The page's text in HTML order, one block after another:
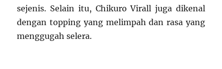
sejenis. Selain itu, Chikuro Virall juga dikenal
dengan topping yang melimpah dan rasa yang
menggugah selera.